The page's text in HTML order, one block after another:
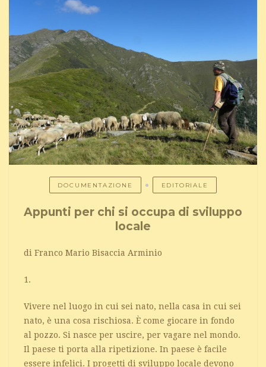
DOCUMENTAZIONE EDITORIALE
Appunti per chi si occupa di sviluppo
locale
di Franco Mario Bisaccia Arminio
1.
Vivere nel luogo in cui sei nato, nella casa in cui sei
nato, è una cosa rischiosa. È come giocare in fondo
al pozzo. Si nasce per uscire, per vagare nel mondo.
Il paese ti porta alla ripetizione. In paese è facile
essere infelici. I progetti di sviluppo locale devono